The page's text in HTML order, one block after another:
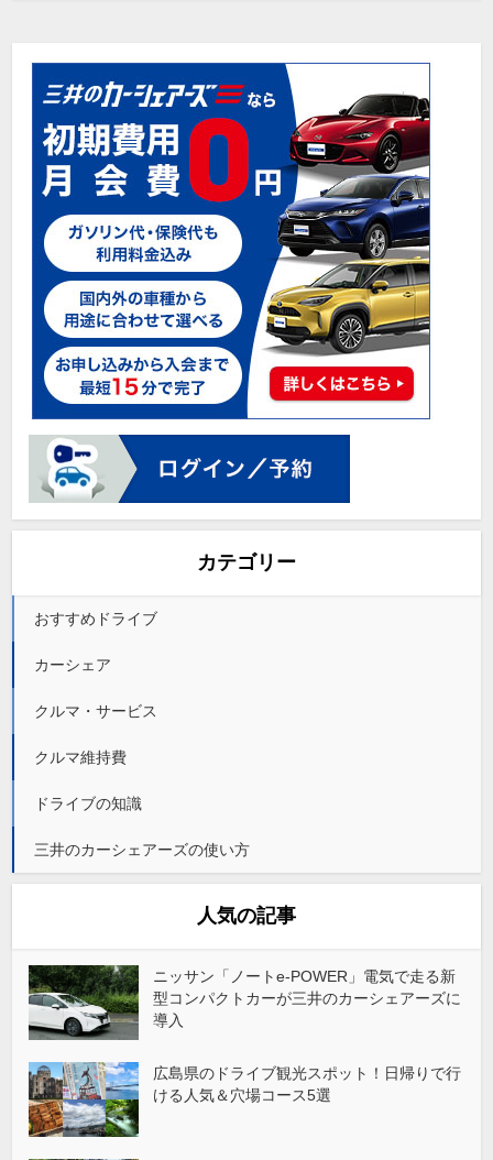
カテゴリー
おすすめドライブ
カーシェア
クルマ・サービス
クルマ維持費
ドライブの知識
三井のカーシェアーズの使い方
人気の記事
ニッサン「ノートe-POWER」電気で走る新
型コンパクトカーが三井のカーシェアーズに
導入
広島県のドライブ観光スポット！日帰りで行
ける人気＆穴場コース5選